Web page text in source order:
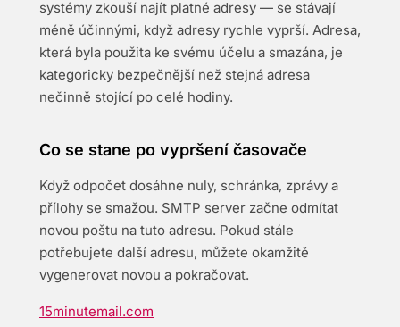
systémy zkouší najít platné adresy — se stávají
méně účinnými, když adresy rychle vyprší. Adresa,
která byla použita ke svému účelu a smazána, je
kategoricky bezpečnější než stejná adresa
nečinně stojící po celé hodiny.
Co se stane po vypršení časovače
Když odpočet dosáhne nuly, schránka, zprávy a
přílohy se smažou. SMTP server začne odmítat
novou poštu na tuto adresu. Pokud stále
potřebujete další adresu, můžete okamžitě
vygenerovat novou a pokračovat.
15minutemail.com